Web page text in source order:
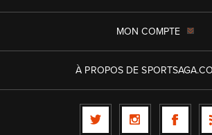
MON COMPTE
À PROPOS DE